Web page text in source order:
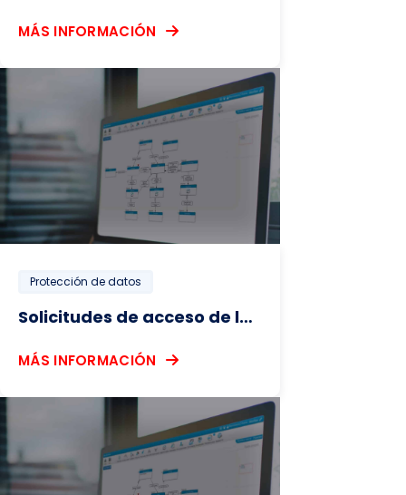
MÁS INFORMACIÓN
Protección de datos
Solicitudes de acceso de los interesados
MÁS INFORMACIÓN